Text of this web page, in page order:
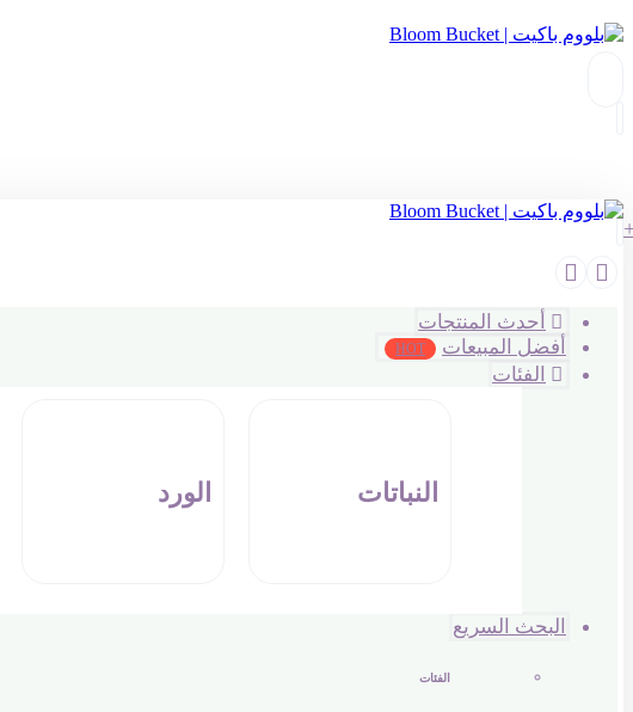
أحدث المنتجات
أفضل المبيعات
HOT
الفئات
النباتات الورد
البحث السريع
الفئات